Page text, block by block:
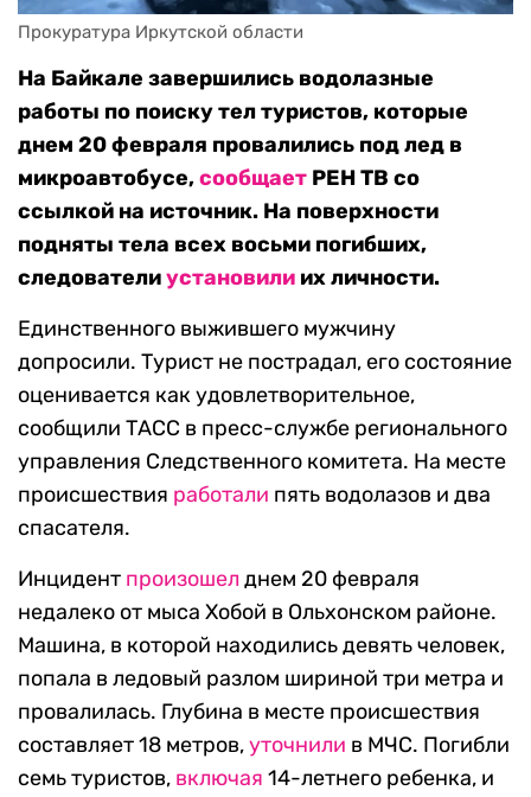
Прокуратура Иркутской области
На Байкале завершились водолазные
работы по поиску тел туристов, которые
днем 20 февраля провалились под лед в
микроавтобусе,сообщает РЕН ТВ со
ссылкой на источник. На поверхности
подняты тела всех восьми погибших,
следователиустановили их личности.
Единственного выжившего мужчину
допросили. Турист не пострадал, его состояние
оценивается как удовлетворительное,
сообщили ТАСС в пресс-службе регионального
управления Следственного комитета. На месте
происшествия работали пять водолазов и два
спасателя.
Инцидент произошел днем 20 февраля
недалеко от мыса Хобой в Ольхонском районе.
Машина, в которой находились девять человек,
попала в ледовый разлом шириной три метра и
провалилась. Глубина в месте происшествия
составляет 18 метров,уточнили в МЧС. Погибли
семь туристов, включая 14-летнего ребенка, и